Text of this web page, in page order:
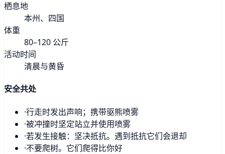
栖息地
本州、四国
体重
80–120 公斤
活动时间
清晨与黄昏
安全共处
·行走时发出声响；携带驱熊喷雾
·被冲撞时坚定站立并使用喷雾
·若发生接触：坚决抵抗。遇到抵抗它们会退却
·不要爬树。它们爬得比你好